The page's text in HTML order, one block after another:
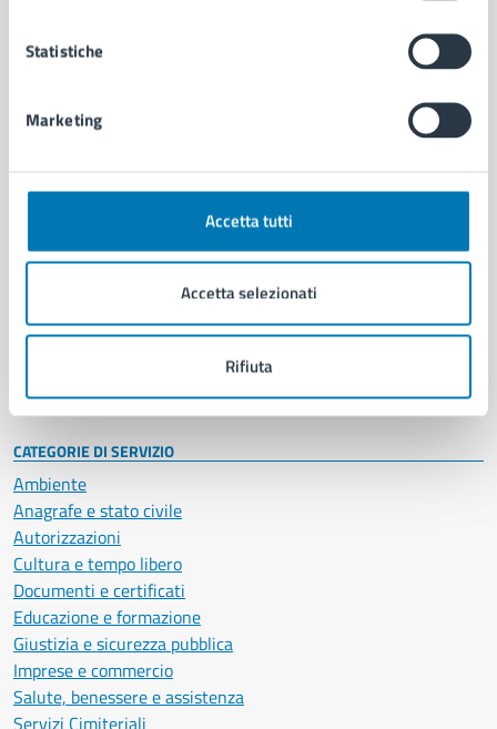
Statistiche
Marketing
Accetta tutti
Accetta selezionati
Rifiuta
Comune di Napoli
AMMINISTRAZIONE
Organi di governo
Enti e fondazioni
Personale amministrativo
Intranet, posta aziendale e protocollo
CATEGORIE DI SERVIZIO
Ambiente
Anagrafe e stato civile
Autorizzazioni
Cultura e tempo libero
Documenti e certificati
Educazione e formazione
Giustizia e sicurezza pubblica
Imprese e commercio
Salute, benessere e assistenza